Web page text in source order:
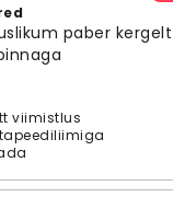
paber kergelt
viimistlus